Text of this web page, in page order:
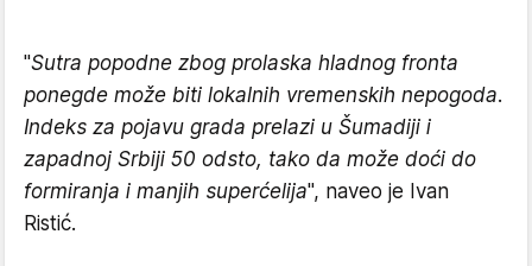
"Sutra popodne zbog prolaska hladnog fronta
ponegde može biti lokalnih vremenskih nepogoda.
Indeks za pojavu grada prelazi u Šumadiji i
zapadnoj Srbiji 50 odsto, tako da može doći do
formiranja i manjih superćelija", naveo je Ivan
Ristić.